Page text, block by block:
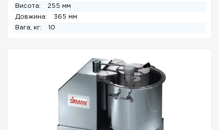
Висота:
255 мм
Довжина:
365 мм
Вага, кг:
10